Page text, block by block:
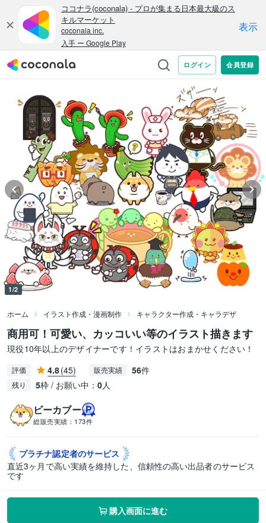
1/2
ホーム イラスト作成・漫画制作 キャラクター作成・キャラデザ
商用可！可愛い、カッコいい等のイラスト描きます
現役10年以上のデザイナーです！イラストはおまかせください！
評価 4.8(45) 販売実績 56件
残り 5枠 / お願い中： 0人
ビーカブー
総販売実績： 173件
プラチナ認定者のサービス
直近3ヶ月で高い実績を維持した、信頼性の高い出品者のサービス
です
購入画面に進む